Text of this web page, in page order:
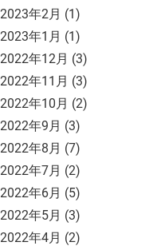
2023年2月 (1)
2023年1月 (1)
2022年12月 (3)
2022年11月 (3)
2022年10月 (2)
2022年9月 (3)
2022年8月 (7)
2022年7月 (2)
2022年6月 (5)
2022年5月 (3)
2022年4月 (2)